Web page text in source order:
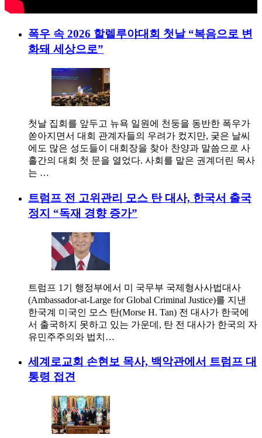
폭우 속 2026 할렐루야대회 첫날 “복음으로 변
화돼 세상으로”
첫날 집회를 앞두고 뉴욕 일원에 천둥을 동반한 폭우가
쏟아지면서 대회 관계자들의 우려가 컸지만, 궂은 날씨
에도 많은 성도들이 대회장을 찾아 찬양과 말씀으로 사
흘간의 대회 첫 문을 열었다. 사회를 맡은 권계더린 목사
는 …
트럼프 전 고위관리 모스 탄 대사, 한국서 출국
정지 “독재 경향 증가”
트럼프 1기 행정부에서 미 국무부 국제형사사법대사
(Ambassador-at-Large for Global Criminal Justice)를 지낸
한국계 미국인 모스 탄(Morse H. Tan) 전 대사가 한국에
서 출국하지 못하고 있는 가운데, 탄 전 대사가 한국의 자
유민주주의와 법치…
세계로교회 손현보 목사, 백악관에서 트럼프 대
통령 접견